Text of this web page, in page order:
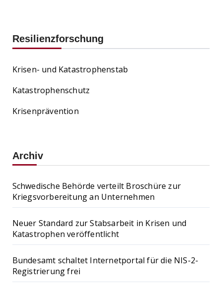
Resilienzforschung
Krisen- und Katastrophenstab
Katastrophenschutz
Krisenprävention
Archiv
Schwedische Behörde verteilt Broschüre zur
Kriegsvorbereitung an Unternehmen
Neuer Standard zur Stabsarbeit in Krisen und
Katastrophen veröffentlicht
Bundesamt schaltet Internetportal für die NIS-2-
Registrierung frei